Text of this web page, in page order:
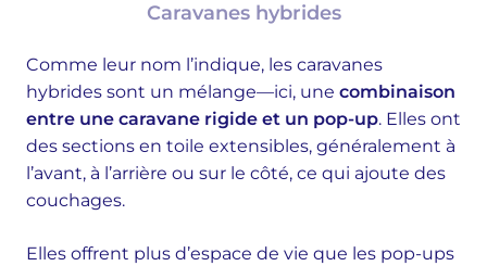
Caravanes hybrides
Comme leur nom l’indique, les caravanes
hybrides sont un mélange—ici, une combinaison
entre une caravane rigide et un pop-up. Elles ont
des sections en toile extensibles, généralement à
l’avant, à l’arrière ou sur le côté, ce qui ajoute des
couchages.
Elles offrent plus d’espace de vie que les pop-ups